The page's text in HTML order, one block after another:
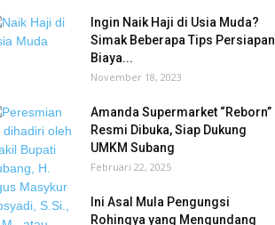
Ingin Naik Haji di Usia Muda?
Simak Beberapa Tips Persiapan
Biaya...
November 18, 2023
Amanda Supermarket “Reborn”
Resmi Dibuka, Siap Dukung
UMKM Subang
Februari 22, 2025
Ini Asal Mula Pengungsi
Rohingya yang Mengundang